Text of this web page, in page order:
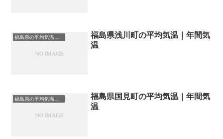
福島県浅川町の平均気温｜年間気
温
福島県国見町の平均気温｜年間気
温